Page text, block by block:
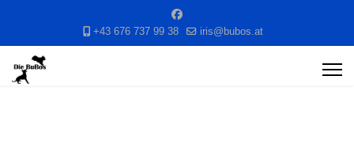
+43 676 737 99 38 iris@bubos.at